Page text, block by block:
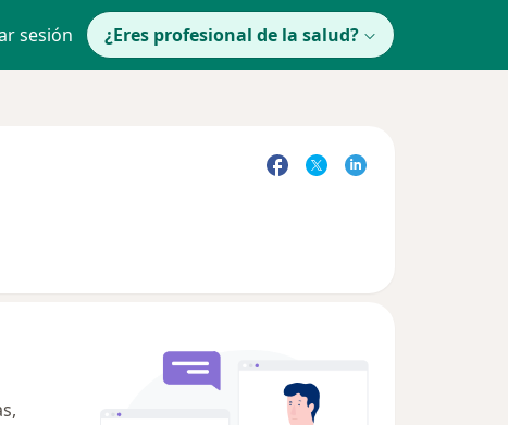
sesión ¿Eres profesional de la salud?